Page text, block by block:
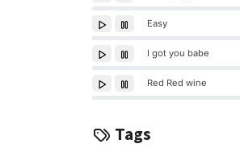
Easy
I got you babe
Red Red wine
Tags